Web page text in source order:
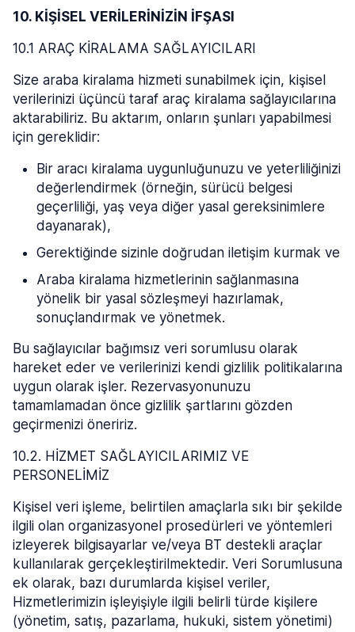
10. KİŞİSEL VERİLERİNİZİN İFŞASI
10.1 ARAÇ KİRALAMA SAĞLAYICILARI
Size araba kiralama hizmeti sunabilmek için, kişisel
verilerinizi üçüncü taraf araç kiralama sağlayıcılarına
aktarabiliriz. Bu aktarım, onların şunları yapabilmesi
için gereklidir:
Bir aracı kiralama uygunluğunuzu ve yeterliliğinizi
değerlendirmek (örneğin, sürücü belgesi
geçerliliği, yaş veya diğer yasal gereksinimlere
dayanarak),
Gerektiğinde sizinle doğrudan iletişim kurmak ve
Araba kiralama hizmetlerinin sağlanmasına
yönelik bir yasal sözleşmeyi hazırlamak,
sonuçlandırmak ve yönetmek.
Bu sağlayıcılar bağımsız veri sorumlusu olarak
hareket eder ve verilerinizi kendi gizlilik politikalarına
uygun olarak işler. Rezervasyonunuzu
tamamlamadan önce gizlilik şartlarını gözden
geçirmenizi öneririz.
10.2. HİZMET SAĞLAYICILARIMIZ VE
PERSONELİMİZ
Kişisel veri işleme, belirtilen amaçlarla sıkı bir şekilde
ilgili olan organizasyonel prosedürleri ve yöntemleri
izleyerek bilgisayarlar ve/veya BT destekli araçlar
kullanılarak gerçekleştirilmektedir. Veri Sorumlusuna
ek olarak, bazı durumlarda kişisel veriler,
Hizmetlerimizin işleyişiyle ilgili belirli türde kişilere
(yönetim, satış, pazarlama, hukuki, sistem yönetimi)